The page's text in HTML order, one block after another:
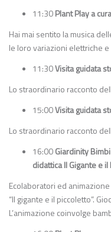
11:30Plant Play a
Hai mai sentito la musica
le loro variazioni elettriche
11:30Visita guidata
Lo straordinario racconto
15:00Visita guidata
Lo straordinario racconto
16:00Giardinity
didattica Il Gigante e
Ecolaboratori ed
“Il gigante e il piccoletto”.
L’animazione coinvolge